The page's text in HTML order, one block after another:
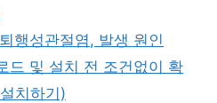
행성관절염, 발생 원인
드 및 설치 전 조건없이 확
치하기)